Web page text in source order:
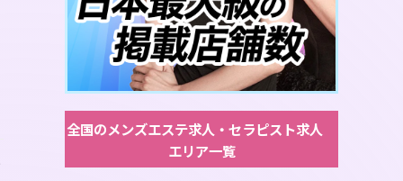
全国のメンズエステ求人・セラピスト求人
エリア一覧